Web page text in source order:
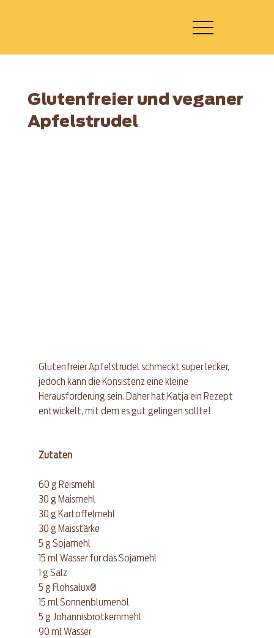
Glutenfreier und veganer
Apfelstrudel
Glutenfreier Apfelstrudel schmeckt super lecker,
jedoch kann die Konsistenz eine kleine
Herausforderung sein. Daher hat Katja ein Rezept
entwickelt, mit dem es gut gelingen sollte!
Zutaten
60 g Reismehl
30 g Maismehl
30 g Kartoffelmehl
30 g Maisstärke
5 g Sojamehl
15 ml Wasser für das Sojamehl
1 g Salz
5 g Flohsalux®
15 ml Sonnenblumenöl
5 g Johannisbrotkernmehl
90 ml Wasser